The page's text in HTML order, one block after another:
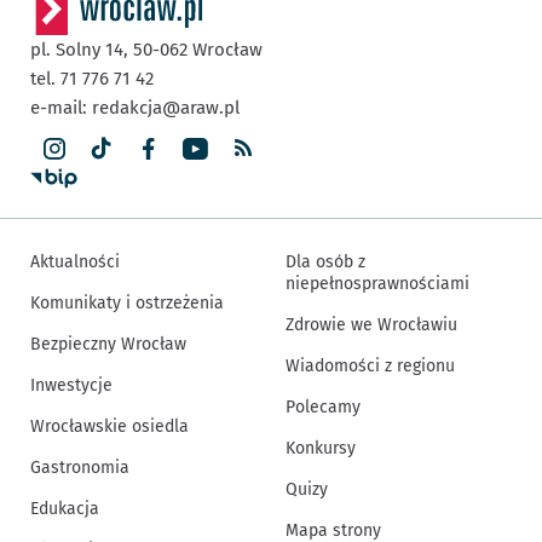
pl. Solny 14, 50-062 Wrocław
tel. 71 776 71 42
e-mail: redakcja@araw.pl
Aktualności
Komunikaty i ostrzeżenia
Bezpieczny Wrocław
Inwestycje
Wrocławskie osiedla
Gastronomia
Edukacja
Dla osób z
niepełnosprawnościami
Zdrowie we Wrocławiu
Wiadomości z regionu
Polecamy
Konkursy
Quizy
Mapa strony